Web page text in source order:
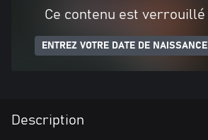
Ce contenu est verrouillé
ENTREZ VOTRE DATE DE NAISSANCE
Description